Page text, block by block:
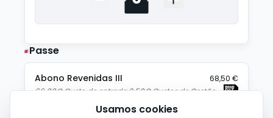
Passe
Abono Revenidas III
68,50 €
66.00€ Custo de entrada 2.50€ Custos de Gestão
Usamos cookies